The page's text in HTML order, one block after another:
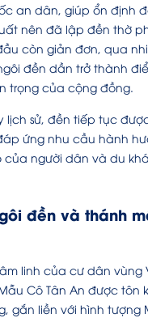
an dân, giúp ổn định
nên đã lập đền thờ
còn giản đơn, qua
đền dần trở thành
trọng của cộng đồng.
lịch sử, đền tiếp tục
ứng nhu cầu hành
người dân và du
đền và thánh
linh của cư dân vùng
Cô Tân An được tôn
gắn liền với hình tượng